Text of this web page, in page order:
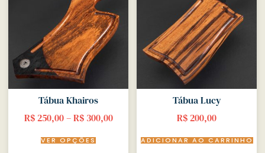
Tábua Khairos
R$250,00 – R$300,00
VER OPÇÕES
Tábua Lucy
R$200,00
ADICIONAR AO CARRINHO